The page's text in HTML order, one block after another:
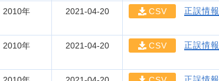
2010年 2021-04-20 CSV 正誤情報
2010年 2021-04-20 CSV 正誤情報